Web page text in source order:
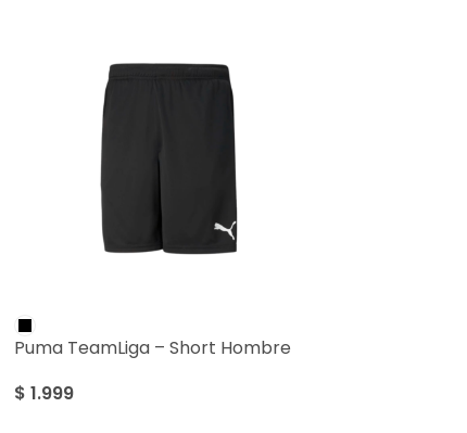
Puma TeamLiga – Short Hombre
$ 1.999